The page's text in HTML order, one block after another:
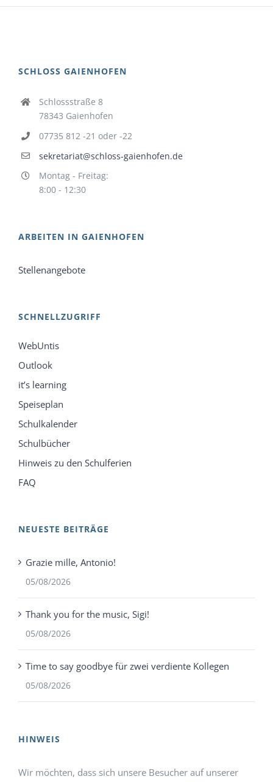
SCHLOSS GAIENHOFEN
Schlossstraße 8
78343 Gaienhofen
07735 812 -21 oder -22
sekretariat@schloss-gaienhofen.de
Montag - Freitag:
8:00 - 12:30
ARBEITEN IN GAIENHOFEN
Stellenangebote
SCHNELLZUGRIFF
WebUntis
Outlook
it’s learning
Speiseplan
Schulkalender
Schulbücher
Hinweis zu den Schulferien
FAQ
NEUESTE BEITRÄGE
Grazie mille, Antonio!
05/08/2026
Thank you for the music, Sigi!
05/08/2026
Time to say goodbye für zwei verdiente Kollegen
05/08/2026
HINWEIS
Wir möchten, dass sich unsere Besucher auf unserer